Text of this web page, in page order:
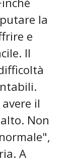
la
e
Il
il
Non
A